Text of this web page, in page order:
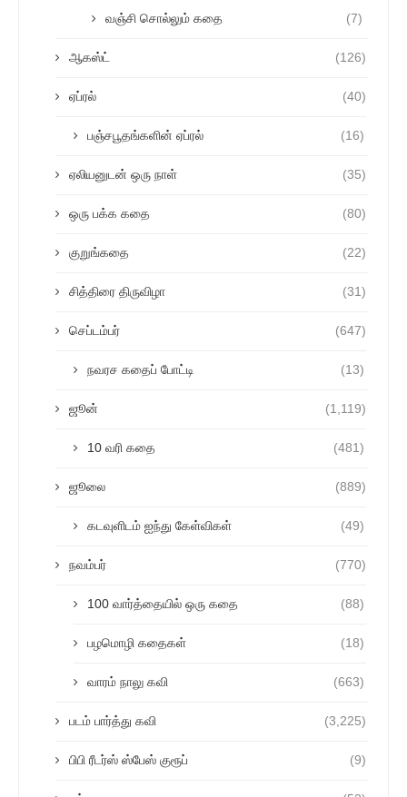
வஞ்சி சொல்லும் கதை (7)
ஆகஸ்ட் (126)
ஏப்ரல் (40)
பஞ்சபூதங்களின் ஏப்ரல் (16)
ஏலியனுடன் ஒரு நாள் (35)
ஒரு பக்க கதை (80)
குறுங்கதை (22)
சித்திரை திருவிழா (31)
செப்டம்பர் (647)
நவரச கதைப் போட்டி (13)
ஜூன் (1,119)
10 வரி கதை (481)
ஜூலை (889)
கடவுளிடம் ஐந்து கேள்விகள் (49)
நவம்பர் (770)
100 வார்த்தையில் ஒரு கதை (88)
பழமொழி கதைகள் (18)
வாரம் நாலு கவி (663)
படம் பார்த்து கவி (3,225)
பிபி ரீடர்ஸ் ஸ்பேஸ் குரூப் (9)